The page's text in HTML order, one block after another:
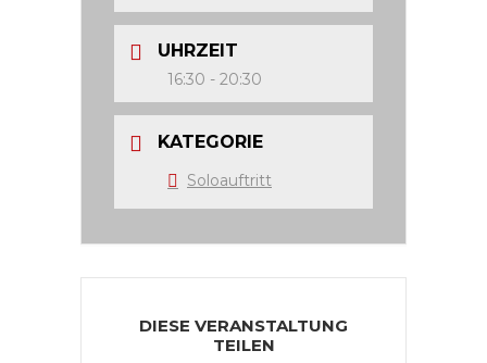
UHRZEIT
16:30 - 20:30
KATEGORIE
Soloauftritt
DIESE VERANSTALTUNG
TEILEN